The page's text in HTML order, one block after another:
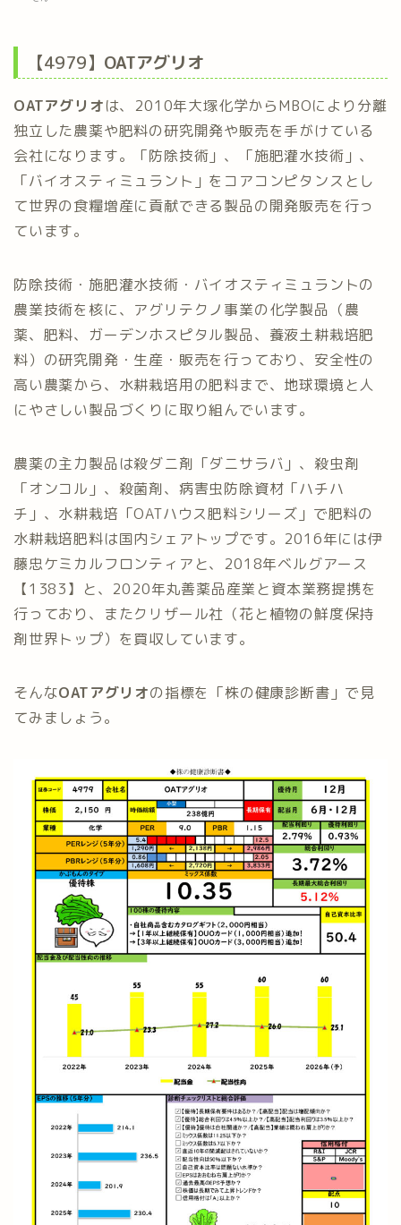
【4979】 OATアグリオ
OATアグリオは、2010年大塚化学からMBOにより分離
独立した農薬や肥料の研究開発や販売を手がけている
会社になります。「防除技術」、「施肥灌水技術」、
「バイオスティミュラント」をコアコンピタンスとし
て世界の食糧増産に貢献できる製品の開発販売を行っ
ています。
防除技術・施肥灌水技術・バイオスティミュラントの
農業技術を核に、アグリテクノ事業の化学製品（農
薬、肥料、ガーデンホスピタル製品、養液土耕栽培肥
料）の研究開発・生産・販売を行っており、安全性の
高い農薬から、水耕栽培用の肥料まで、地球環境と人
にやさしい製品づくりに取り組んでいます。
農薬の主力製品は殺ダニ剤「ダニサラバ」、殺虫剤
「オンコル」、殺菌剤、病害虫防除資材「ハチハ
チ」、水耕栽培「OATハウス肥料シリーズ」で肥料の
水耕栽培肥料は国内シェアトップです。2016年には伊
藤忠ケミカルフロンティアと、2018年ベルグアース
【1383】と、2020年丸善薬品産業と資本業務提携を
行っており、またクリザール社（花と植物の鮮度保持
剤世界トップ）を買収しています。
そんなOATアグリオの指標を「株の健康診断書」で見
てみましょう。